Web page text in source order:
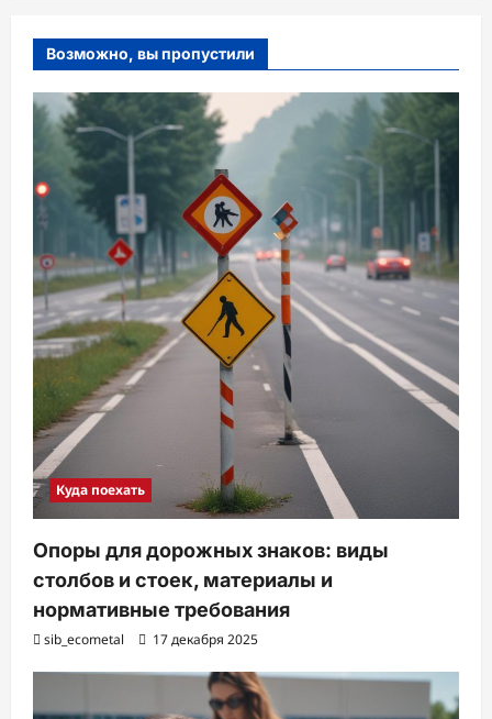
Возможно, вы пропустили
Куда поехать
Опоры для дорожных знаков: виды
столбов и стоек, материалы и
нормативные требования
sib_ecometal 17 декабря 2025